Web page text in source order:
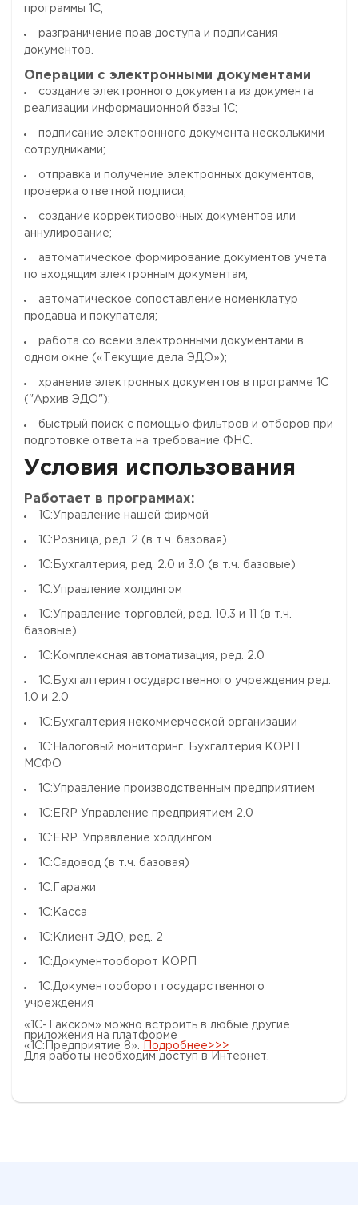
программы 1С;
разграничение прав доступа и подписания
документов.
Операции с электронными документами
создание электронного документа из документа
реализации информационной базы 1С;
подписание электронного документа несколькими
сотрудниками;
отправка и получение электронных документов,
проверка ответной подписи;
создание корректировочных документов или
аннулирование;
автоматическое формирование документов учета
по входящим электронным документам;
автоматическое сопоставление номенклатур
продавца и покупателя;
работа со всеми электронными документами в
одном окне («Текущие дела ЭДО»);
хранение электронных документов в программе 1С
("Архив ЭДО");
быстрый поиск с помощью фильтров и отборов при
подготовке ответа на требование ФНС.
Условия использования
Работает в программах:
1C:Управление нашей фирмой
1С:Розница, ред. 2 (в т.ч. базовая)
1С:Бухгалтерия, ред. 2.0 и 3.0 (в т.ч. базовые)
1C:Управление холдингом
1С:Управление торговлей, ред. 10.3 и 11 (в т.ч.
базовые)
1С:Комплексная автоматизация, ред. 2.0
1С:Бухгалтерия государственного учреждения ред.
1.0 и 2.0
1С:Бухгалтерия некоммерческой организации
1С:Налоговый мониторинг. Бухгалтерия КОРП
МСФО
1С:Управление производственным предприятием
1C:ERP Управление предприятием 2.0
1С:ERP. Управление холдингом
1С:Садовод (в т.ч. базовая)
1С:Гаражи
1С:Касса
1С:Клиент ЭДО, ред. 2
1С:Документооборот КОРП
1С:Документооборот государственного
учреждения
«1С-Такском» можно встроить в любые другие
приложения на платформе
«1С:Предприятие 8».
Подробнее>>>
Для работы необходим доступ в Интернет.